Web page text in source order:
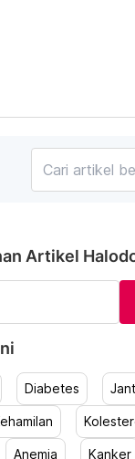
Artikel
Diabetes
Anemia Kanker